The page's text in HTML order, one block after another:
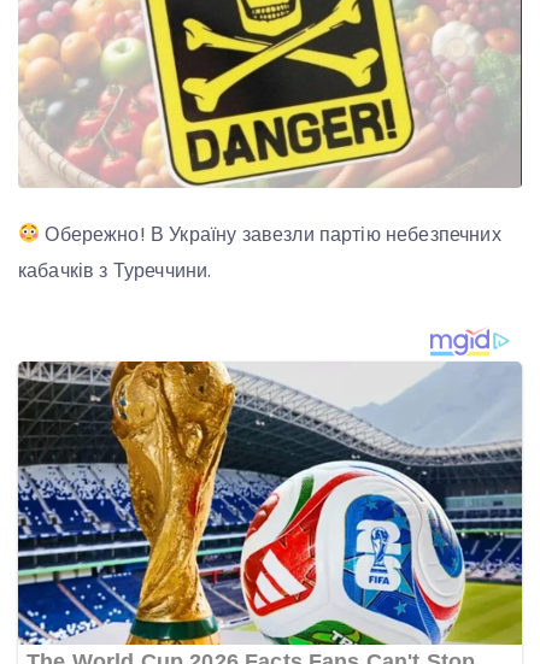
Обережно! В Україну завезли партію небезпечних
кабачків з Туреччини.